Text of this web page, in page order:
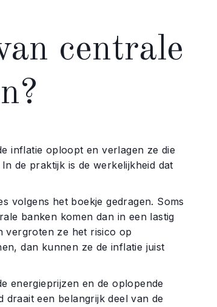
centrale
inflatie oploopt en verlagen ze die
de praktijk is de werkelijkheid dat
volgens het boekje gedragen. Soms
banken komen dan in een lastig
vergroten ze het risico op
dan kunnen ze de inflatie juist
energieprijzen en de oplopende
een belangrijk deel van de